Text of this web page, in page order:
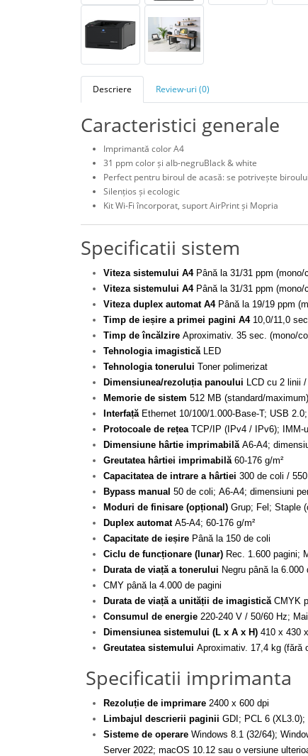
Descriere Review-uri (0)
Caracteristici generale
Imprimantă color A4
31 ppm color și alb-negruBlack & white
Perfect pentru biroul de acasă: se potrivește
Silențios și ecologic
Kit Wi-Fi încorporat, suport AirPrint și Mopria
Specificatii sistem
Viteza sistemului A4Până la 31/31 ppm (mono/
Viteza sistemului A4Până la 31/31 ppm (mono/
Viteza duplex automat A4Până la 19/19 ppm
Timp de ieșire a primei pagini A410,0/11,0
Timp de încălzire Aproximativ. 35 sec. (mono/
Tehnologia imagistică LED
Tehnologia tonerului Toner polimerizat
Dimensiunea/rezoluția panoului LCD cu 2 linii
Memorie de sistem 512 MB (standard/maximum)
Interfață Ethernet 10/100/1.000-Base-T; USB
Protocoale de rețea TCP/IP (IPv4 / IPv6); IMM-
Dimensiune hârtie imprimabilă A6-A4;
Greutatea hârtiei imprimabilă 60-176 g/m²
Capacitatea de intrare a hârtiei 300 de coli /
Bypass manual 50 de coli; A6-A4; dimensiuni
Moduri de finisare (opțional) Grup; Fel; Staple
Duplex automatA5-A4; 60-176 g/m²
Capacitate de ieșire Până la 150 de coli
Ciclu de funcționare (lunar) Rec. 1.600 pagini;
Durata de viață a tonerului Negru până la 6.000
CMY până la 4.000 de pagini
Durata de viață a unității de imagistică CMYK
Consumul de energie 220-240 V / 50/60 Hz;
Dimensiunea sistemului (L x A x H) 410 x 430
Greutatea sistemului Aproximativ. 17,4 kg (fără
Specificatii imprimanta
Rezoluție de imprimare 2400 x 600 dpi
Limbajul descrierii paginii GDI; PCL 6
Sisteme de operare Windows 8.1 (32/64);
Server 2022; macOS 10.12 sau o versiune